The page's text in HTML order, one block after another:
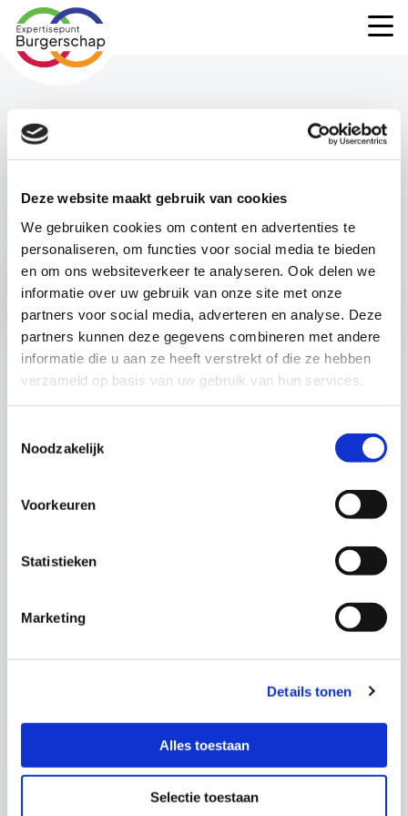
Deze website maakt gebruik van cookies
We gebruiken cookies om content en advertenties te
personaliseren, om functies voor social media te bieden
en om ons websiteverkeer te analyseren. Ook delen we
informatie over uw gebruik van onze site met onze
partners voor social media, adverteren en analyse. Deze
partners kunnen deze gegevens combineren met andere
informatie die u aan ze heeft verstrekt of die ze hebben
verzameld op basis van uw gebruik van hun services.
Noodzakelijk
Voorkeuren
Statistieken
Marketing
Details tonen
Alles toestaan
Selectie toestaan
Expertisepunt
Burgerschap
Het lijkt erop dat deze
pagina niet (meer) bestaat
Waar was je naar op zoek?
Primair onderwijs
Site